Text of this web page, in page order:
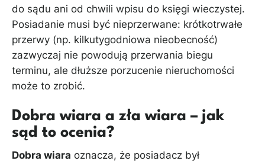
do sądu ani od chwili wpisu do księgi wieczystej.
Posiadanie musi być nieprzerwane: krótkotrwałe
przerwy (np. kilkutygodniowa nieobecność)
zazwyczaj nie powodują przerwania biegu
terminu, ale dłuższe porzucenie nieruchomości
może to zrobić.
Dobra wiara a zła wiara – jak
sąd to ocenia?
Dobra wiara oznacza, że posiadacz był